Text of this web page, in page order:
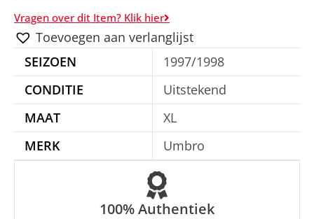
e
r
n
a
t
i
v
e
:
Vragen over dit Item? Klik hier
Toevoegen aan verlanglijst
SEIZOEN
1997/1998
CONDITIE
Uitstekend
MAAT
XL
MERK
Umbro
100% Authentiek